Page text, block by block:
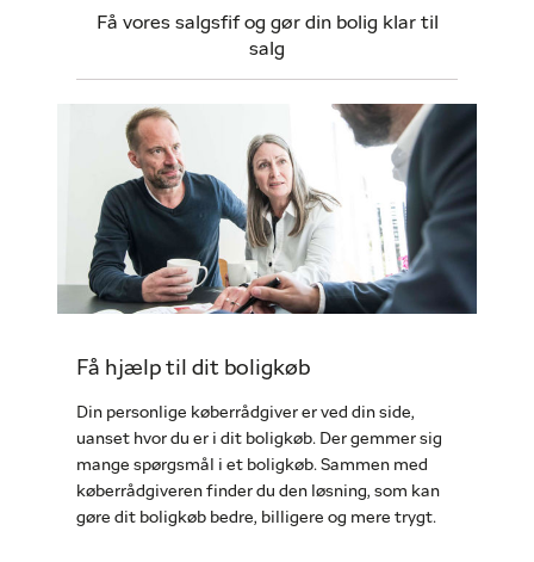
Få vores salgsfif og gør din bolig klar til
salg
Få hjælp til dit boligkøb
Din personlige køberrådgiver er ved din side,
uanset hvor du er i dit boligkøb. Der gemmer sig
mange spørgsmål i et boligkøb. Sammen med
køberrådgiveren finder du den løsning, som kan
gøre dit boligkøb bedre, billigere og mere trygt.